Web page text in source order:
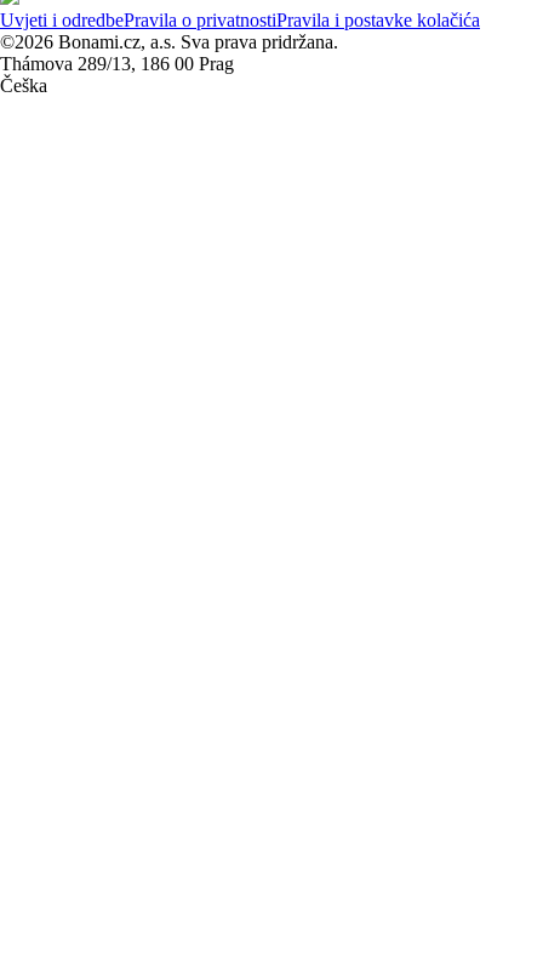
Uvjeti i odredbePravila o privatnostiPravila i postavke kolačića
©2026 Bonami.cz, a.s. Sva prava pridržana.
Thámova 289/13, 186 00 Prag
Češka